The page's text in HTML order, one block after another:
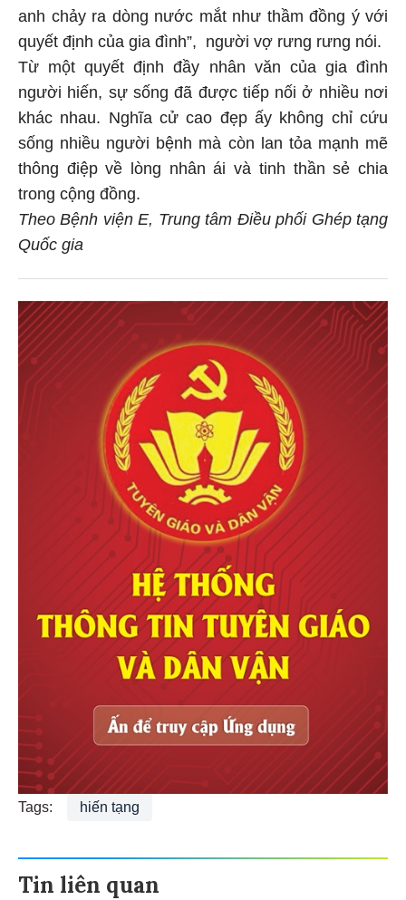
anh chảy ra dòng nước mắt như thầm đồng ý với
quyết định của gia đình”, người vợ rưng rưng nói.
Từ một quyết định đầy nhân văn của gia đình
người hiến, sự sống đã được tiếp nối ở nhiều nơi
khác nhau. Nghĩa cử cao đẹp ấy không chỉ cứu
sống nhiều người bệnh mà còn lan tỏa mạnh mẽ
thông điệp về lòng nhân ái và tinh thần sẻ chia
trong cộng đồng.
Theo Bệnh viện E, Trung tâm Điều phối Ghép tạng
Quốc gia
Tags: hiến tạng
Tin liên quan